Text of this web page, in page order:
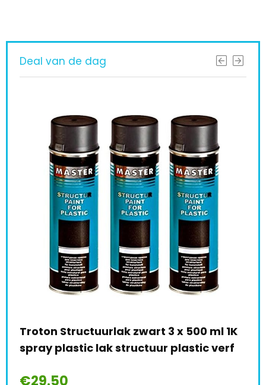
Deal van de dag
zwart 3 x 500 ml 1K
plastic verf
AUPROTEC Lakspray
spuitlak glanslak